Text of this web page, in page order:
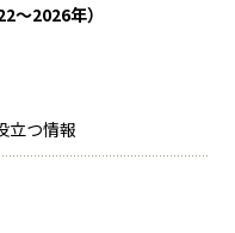
～2026年）
立つ情報